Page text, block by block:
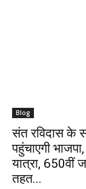
Blog
संत रविदास के
पहुंचाएगी
यात्रा, 650वीं
तहत...